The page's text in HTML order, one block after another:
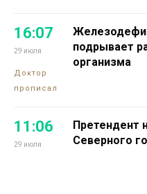
16:07
29 июля
Доктор
прописал
подрывает
организма
11:06
29 июля
Претендент
Северного